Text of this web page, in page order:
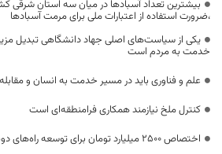
بیشترین تعداد آسبادها در میان سه استان شرقی
،ضرورت استفاده از اعتبارات ملی برای مرمت آسبادها
یکی از سیاست‌های اصلی جهاد دانشگاهی تبدیل
خدمت به مردم است
علم و فناوری باید در مسیر خدمت به انسان و
کنترل ملخ نیازمند همکاری فرامنطقه‌ای است
اختصاص 2500 میلیارد تومان برای توسعه راه‌های دوبانده خراسان جنوبی